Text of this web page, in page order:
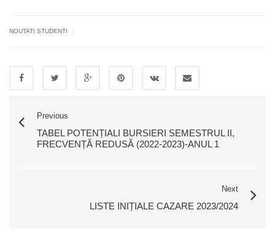
NOUTATI STUDENTI
Previous
TABEL POTENȚIALI BURSIERI SEMESTRUL II,
FRECVENȚĂ REDUSĂ (2022-2023)-ANUL 1
Next
LISTE INIȚIALE CAZARE 2023/2024